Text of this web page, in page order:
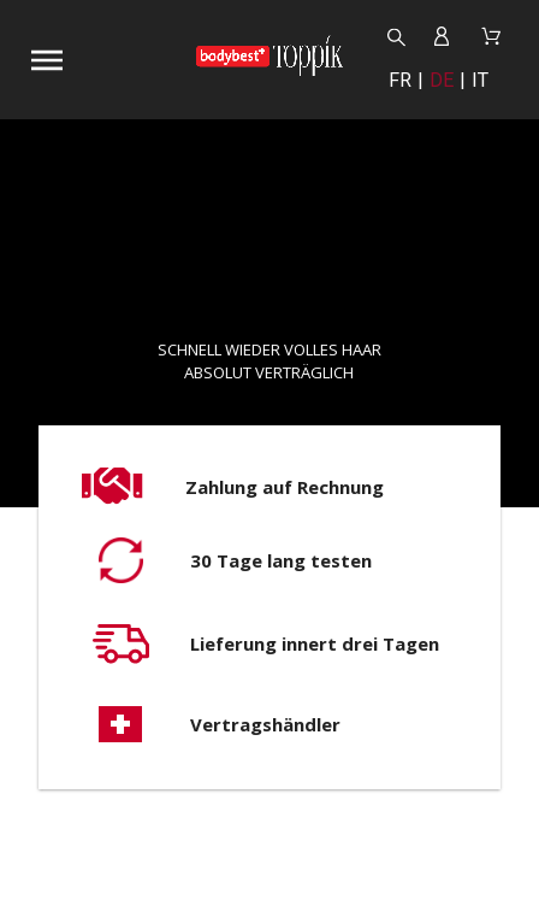
FR DE IT
SCHNELL WIEDER VOLLES HAAR
ABSOLUT VERTRÄGLICH
Zahlung auf Rechnung
30 Tage lang testen
Lieferung innert drei Tagen
Vertragshändler